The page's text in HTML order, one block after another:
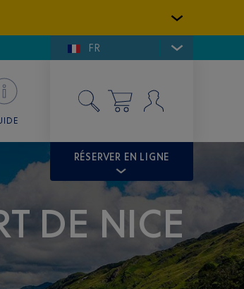
FR
RÉSERVER EN LIGNE
DE NICE